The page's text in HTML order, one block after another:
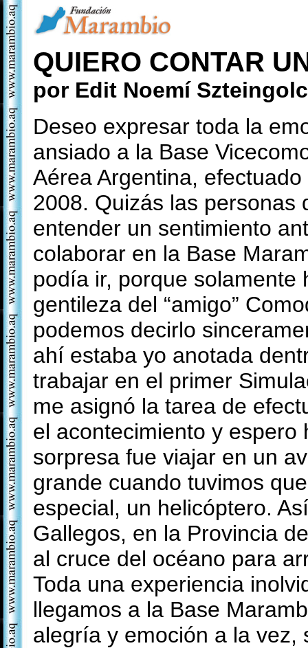
QUIERO CONTAR
por Edit Noemí
Deseo expresar toda la
ansiado a la Base
Aérea Argentina,
2008. Quizás las personas
entender un sentimiento
colaborar en la Base
podía ir, porque
gentileza del “amigo”
podemos decirlo
ahí estaba yo anotada
trabajar en el primer
me asignó la tarea de
el acontecimiento y
sorpresa fue viajar en un
grande cuando tuvimos
especial, un helicóptero.
Gallegos, en la Provincia
al cruce del océano para
Toda una experiencia
llegamos a la Base
alegría y emoción a la